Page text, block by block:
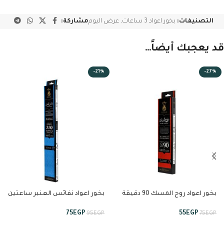
التصنيفات: بخور اعواد 3 ساعات , عرض اليوممشاركة:
قد يعجبك أيضاً…
-27%
بخور اعواد روح المسك 90 دقيقة
75EGP
55EGP
-21%
بخور اعواد نفائس العنبر ساعتين
95EGP
75EGP